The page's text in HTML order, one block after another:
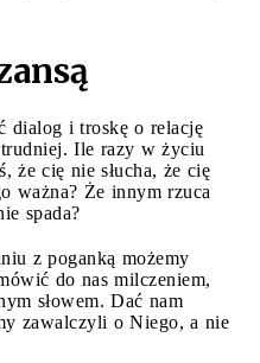
dialog i troskę o relację
Ile razy w życiu
że cię nie słucha, że cię
ważna? Że innym rzuca
spada?
z poganką możemy
do nas milczeniem,
słowem. Dać nam
zawalczyli o Niego, a nie